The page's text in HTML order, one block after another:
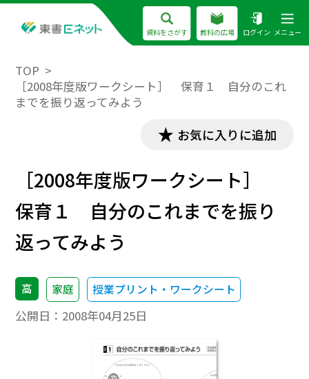
資料をさがす 教科の広場 ログイン メニュー
TOP
［2008年度版ワークシート］ 保育１ 自分のこれ
までを振り返ってみよう
お気に入りに追加
［2008年度版ワークシート］
保育１ 自分のこれまでを振り
返ってみよう
高 家庭 授業プリント・ワークシート
公開日： 2008年04月25日